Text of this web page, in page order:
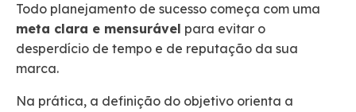
Todo planejamento de sucesso começa com uma
meta clara e mensurável para evitar o
desperdício de tempo e de reputação da sua
marca.
Na prática, a definição do objetivo orienta a